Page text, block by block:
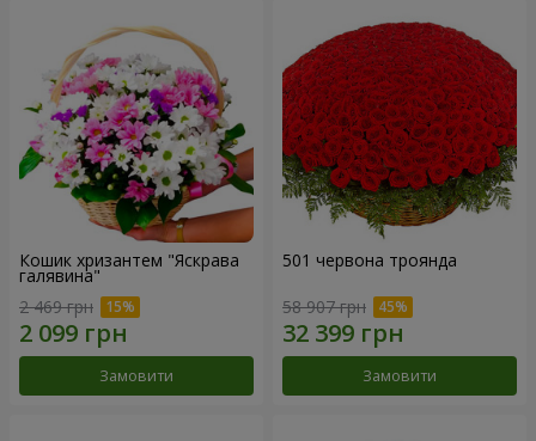
Кошик хризантем "Яскрава
галявина"
2 469 грн
Замовити
501 червона троянда
58 907 грн
Замовити